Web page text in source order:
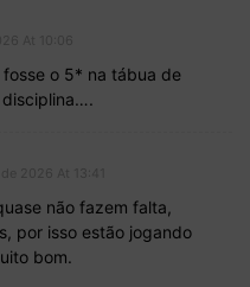
fosse o 5* na tábua de
não fazem falta,
por isso estão jogando
bom.